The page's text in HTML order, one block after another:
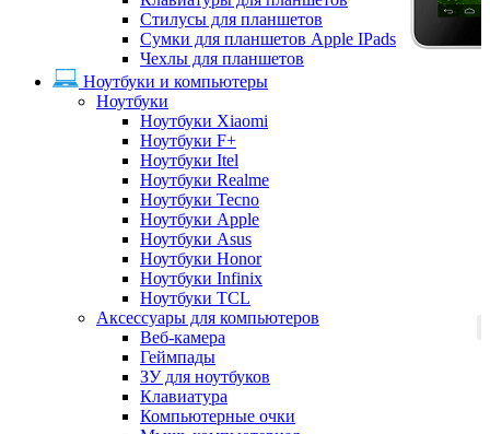
Стилусы для планшетов
Сумки для планшетов Apple IPads
Чехлы для планшетов
Ноутбуки и компьютеры
Ноутбуки
Ноутбуки Xiaomi
Ноутбуки F+
Ноутбуки Itel
Ноутбуки Realme
Ноутбуки Tecno
Ноутбуки Apple
Ноутбуки Asus
Ноутбуки Honor
Ноутбуки Infinix
Ноутбуки TCL
Аксессуары для компьютеров
Веб-камера
Геймпады
ЗУ для ноутбуков
Клавиатура
Компьютерные очки